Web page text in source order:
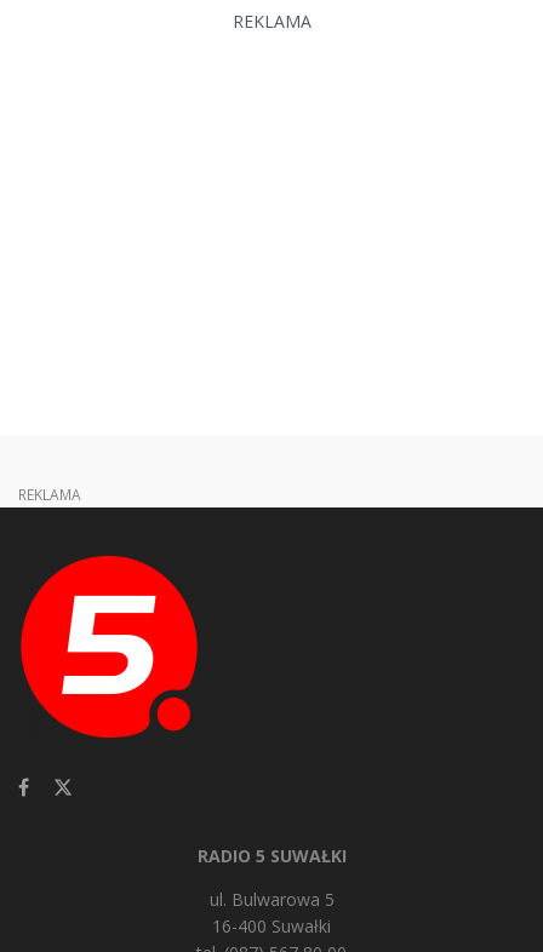
REKLAMA
REKLAMA
RADIO 5 SUWAŁKI
ul. Bulwarowa 5
16-400 Suwałki